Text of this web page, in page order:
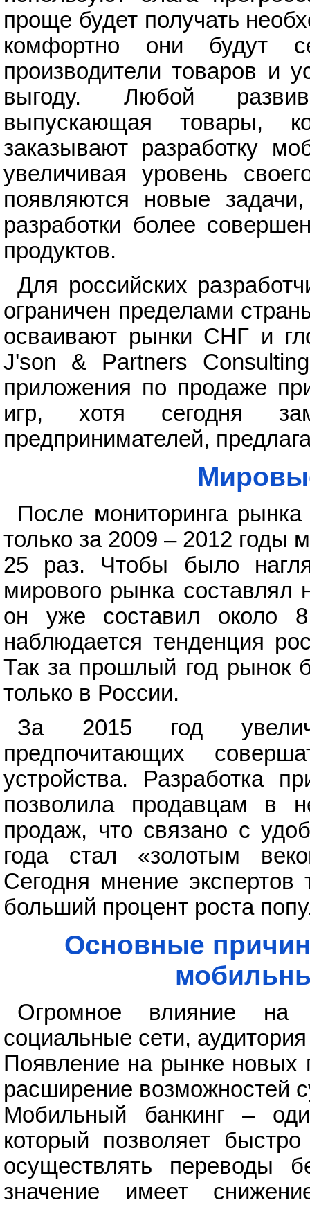
проще будет получать
комфортно они будут
производители товаров и
выгоду. Любой
выпускающая товары,
заказывают разработку
увеличивая уровень
появляются новые
разработки более
продуктов.
Для российских
ограничен пределами
осваивают рынки СНГ и
J'son & Partners
приложения по продаже
игр, хотя сегодня
предпринимателей,
После мониторинга
только за 2009 – 2012 годы
25 раз. Чтобы было
мирового рынка
он уже составил около
наблюдается тенденция
Так за прошлый год рынок
только в России.
За 2015 год
предпочитающих
устройства. Разработка
позволила продавцам в
продаж, что связано с
года стал «золотым
Сегодня мнение
больший процент роста
Основные
Огромное влияние на
социальные сети,
Появление на рынке
расширение возможностей
Мобильный банкинг –
который позволяет
осуществлять переводы
значение имеет